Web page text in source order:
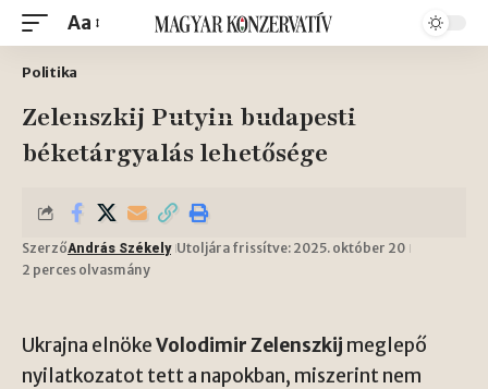
Aa
Politika
Zelenszkij Putyin budapesti
béketárgyalás lehetősége
SzerzőAndrás Székely Utoljára frissítve: 2025. október 20
2 perces olvasmány
Ukrajna elnökeVolodimir Zelenszkij meglepő
nyilatkozatot tett a napokban, miszerint nem